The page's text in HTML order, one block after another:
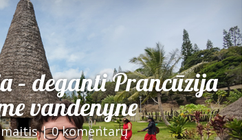
– deganti Prancūzija
vandenyne
|0 komentarų